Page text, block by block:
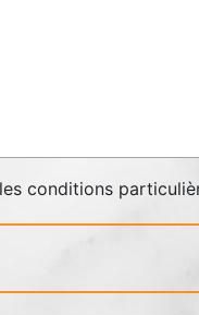
conditions